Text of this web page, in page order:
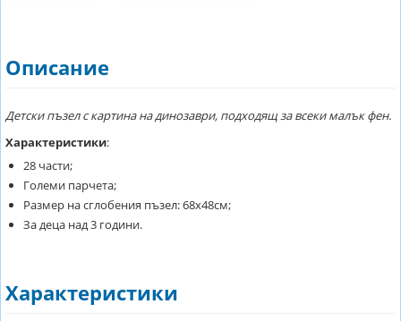
Описание
Детски пъзел с картина на динозаври, подходящ за всеки малък фен.
Характеристики:
28 части;
Големи парчета;
Размер на сглобения пъзел: 68х48см;
За деца над 3 години.
Характеристики